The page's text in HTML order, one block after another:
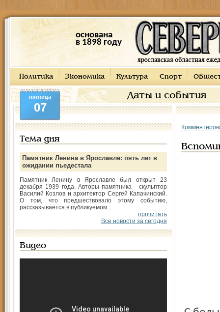
основана
в 1898 году
Политика Экономика Культура Спорт
Даты и события
пятница
07
Тема дня
Памятник Ленина в Ярославле: пять лет в
ожидании пьедестала
Памятник Ленину в Ярославле был открыт 23
декабря 1939 года. Авторы памятника - скульптор
Василий Козлов и архитектор Сергей Капачинский.
О том, что предшествовало этому событию,
рассказывается в публикуемом ...
прочитать
Все новости за сегодня
Видео